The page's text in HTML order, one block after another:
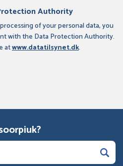
Authority
of your personal data, you
with the Data Protection Authority.
atwww.datatilsynet.dk.